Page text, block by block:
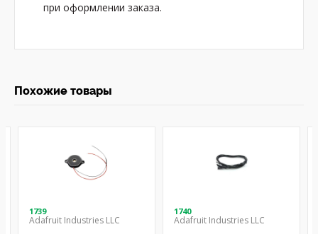
при оформлении заказа.
Похожие товары
1739
Adafruit Industries LLC
1740
Adafruit Industries LLC